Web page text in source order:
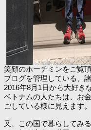
笑顔のホーチミンをご覧
ブログを管理している、
2016年8月1日から大好き
ベトナムの人たちは、お
ごしている様に見えます。
又、この国で暮らしてみ